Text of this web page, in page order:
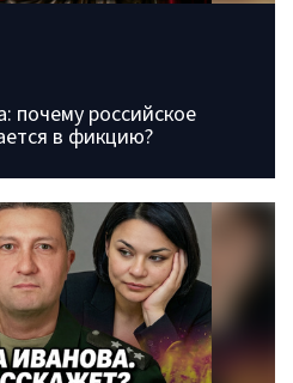
почему российское
в фикцию?